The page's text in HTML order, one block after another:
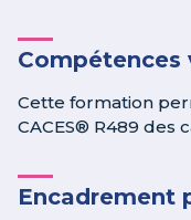
Compétences
Cette formation
CACES® R489 des
Encadrement